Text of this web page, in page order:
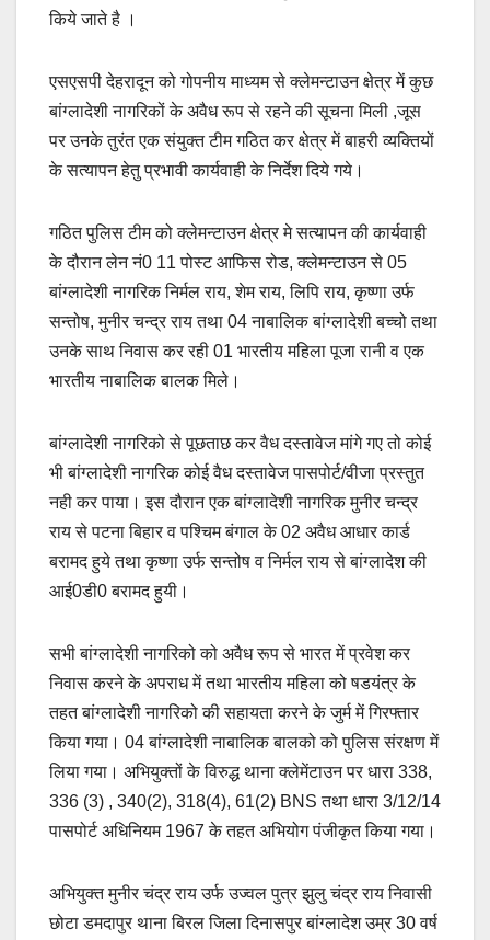
किये जाते है ।
एसएसपी देहरादून को गोपनीय माध्यम से क्लेमन्टाउन क्षेत्र में कुछ
बांग्लादेशी नागरिकों के अवैध रूप से रहने की सूचना मिली ,जूस
पर उनके तुरंत एक संयुक्त टीम गठित कर क्षेत्र में बाहरी व्यक्तियों
के सत्यापन हेतु प्रभावी कार्यवाही के निर्देश दिये गये।
गठित पुलिस टीम को क्लेमन्टाउन क्षेत्र मे सत्यापन की कार्यवाही
के दौरान लेन नं0 11 पोस्ट आफिस रोड, क्लेमन्टाउन से 05
बांग्लादेशी नागरिक निर्मल राय, शेम राय, लिपि राय, कृष्णा उर्फ
सन्तोष, मुनीर चन्द्र राय तथा 04 नाबालिक बांग्लादेशी बच्चो तथा
उनके साथ निवास कर रही 01 भारतीय महिला पूजा रानी व एक
भारतीय नाबालिक बालक मिले।
बांग्लादेशी नागरिको से पूछताछ कर वैध दस्तावेज मांगे गए तो कोई
भी बांग्लादेशी नागरिक कोई वैध दस्तावेज पासपोर्ट/वीजा प्रस्तुत
नही कर पाया। इस दौरान एक बांग्लादेशी नागरिक मुनीर चन्द्र
राय से पटना बिहार व पश्चिम बंगाल के 02 अवैध आधार कार्ड
बरामद हुये तथा कृष्णा उर्फ सन्तोष व निर्मल राय से बांग्लादेश की
आई0डी0 बरामद हुयी।
सभी बांग्लादेशी नागरिको को अवैध रूप से भारत में प्रवेश कर
निवास करने के अपराध में तथा भारतीय महिला को षडयंत्र के
तहत बांग्लादेशी नागरिको की सहायता करने के जुर्म में गिरफ्तार
किया गया। 04 बांग्लादेशी नाबालिक बालको को पुलिस संरक्षण में
लिया गया। अभियुक्तों के विरुद्ध थाना क्लेमेंटाउन पर धारा 338,
336 (3) , 340(2), 318(4), 61(2) BNS तथा धारा 3/12/14
पासपोर्ट अधिनियम 1967 के तहत अभियोग पंजीकृत किया गया।
अभियुक्त मुनीर चंद्र राय उर्फ उज्वल पुत्र झुलु चंद्र राय निवासी
छोटा डमदापुर थाना बिरल जिला दिनासपुर बांग्लादेश उम्र 30 वर्ष